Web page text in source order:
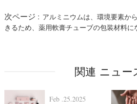
次ページ : アルミニウムは、環境要素か
きるため、薬用軟膏チューブの包装材料に
関連 ニュー
Feb .25.2025